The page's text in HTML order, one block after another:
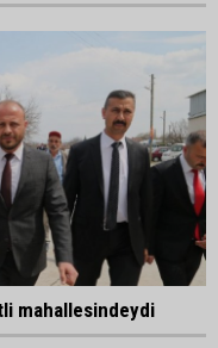
mahallesindeydi